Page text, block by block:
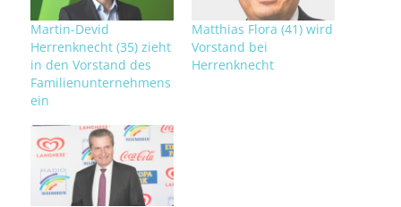
Martin-Devid
Herrenknecht (35) zieht
in den Vorstand des
Familienunternehmens
ein
Matthias Flora (41) wird
Vorstand bei
Herrenknecht